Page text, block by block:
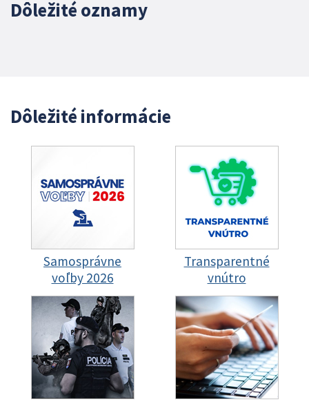
Dôležité oznamy
Dôležité informácie
Samosprávne
voľby 2026
Transparentné
vnútro